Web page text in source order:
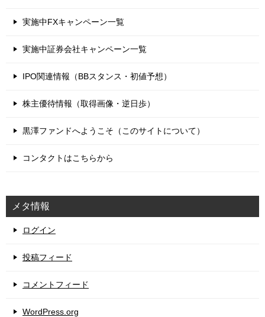
実施中FXキャンペーン一覧
実施中証券会社キャンペーン一覧
IPO関連情報（BBスタンス・初値予想）
株主優待情報（取得画像・逆日歩）
黒澤ファンドへようこそ（このサイトについて）
コンタクトはこちらから
メタ情報
ログイン
投稿フィード
コメントフィード
WordPress.org